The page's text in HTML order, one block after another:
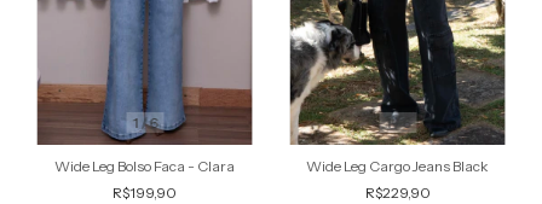
1 /6
Wide Leg Bolso Faca - Clara
R$199,90
1/6
Wide Leg Cargo Jeans Black
R$229,90